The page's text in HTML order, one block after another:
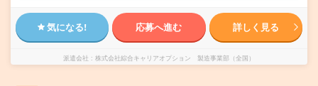
気になる! 応募へ進む 詳しく見る
派遣会社 株式会社綜合キャリアオプション 製造事業部（全国）